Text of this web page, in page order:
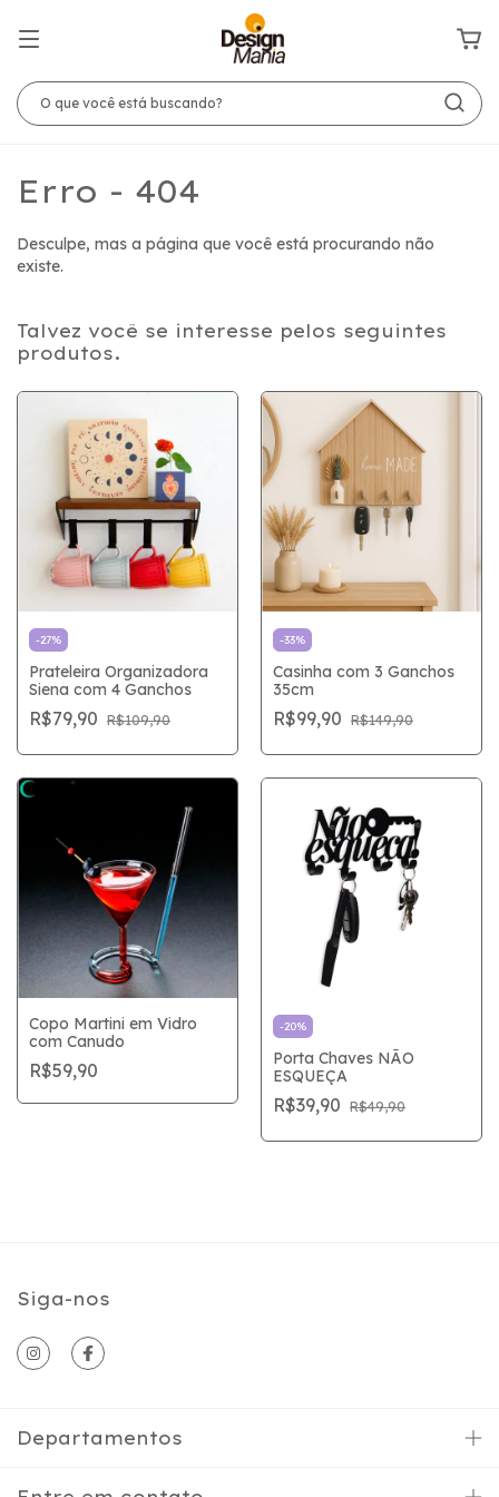
Erro - 404
Desculpe, mas a página que você está procurando não
existe.
Talvez você se interesse pelos seguintes
produtos.
-27%
Prateleira Organizadora
Siena com 4 Ganchos
R$79,90 R$109,90
-33%
Casinha com 3 Ganchos
35cm
R$99,90 R$149,90
Copo Martini em Vidro
com Canudo
R$59,90
-20%
Porta Chaves NÃO
ESQUEÇA
R$39,90 R$49,90
Siga-nos
Departamentos